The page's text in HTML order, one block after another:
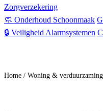
Zorgverzekering
🧼 Onderhoud Schoonmaak
🔒 Veiligheid Alarmsystemen
Home / Woning & verduurzaming